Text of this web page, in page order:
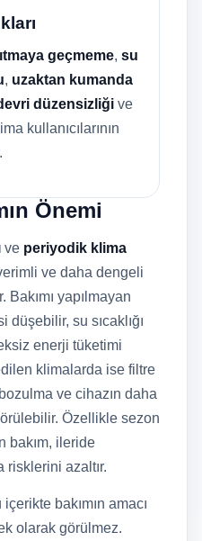
geçmeme, su
, uzaktan kumanda
düzensizliği ve
kullanıcılarının
Önemi
ve periyodik klima
ve daha dengeli
Bakımı yapılmayan
su sıcaklığı
enerji tüketimi
klimalarda ise filtre
ve cihazın daha
Özellikle sezon
bakım, ileride
risklerini azaltır.
bakımın amacı
olarak görülmez.